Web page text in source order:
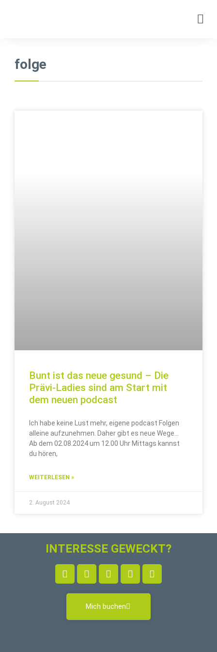
folge
Bunt ist das neue gesund – Die
Prävi-Ladies sind am Start mit
dem neuen podcast
Ich habe keine Lust mehr, eigene podcast Folgen
alleine aufzunehmen. Daher gibt es neue Wege…
Ab dem 02.08.2024 um 12.00 Uhr Mittags kannst
du hören,
WEITERLESEN »
2. August 2024
INTERESSE GEWECKT?
Mich buchen